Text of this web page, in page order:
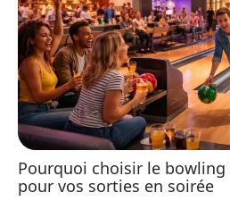
Pourquoi choisir le
pour vos sorties en soirée